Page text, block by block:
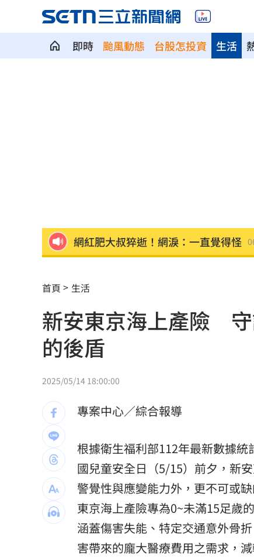
即時 颱風動態 台股怎投資 生活
網紅肥大叔猝逝！網淚：一直覺得怪
「這10檔」領漲狂飆！海外ETF反攻
19歲男上國道「離奇火燒車」3人急逃
詐慈濟10.6億住豪宅 女律師豪奢生活
避開財務盲點！學會跟家人談錢！
外資買超20億元 狂掃這檔近4萬張居
北京爆不滿對台軍售 美國防官員訪
韓股又出事？高盛喊出「新目標價」
台北市長投票結果曝 她驚喊：蔣該
首頁 生活
新安東京海上產險 守
的後盾
2025/05/14 18:00:00
專案中心／綜合報導
根據衛生福利部112年最新數據
國兒童安全日（5/15）前夕，新
警覺性與應變能力外，更不可或
東京海上產險專為0~未滿15足歲
涵蓋傷害失能、特定交通意外骨
害帶來的龐大醫療費用之需求，